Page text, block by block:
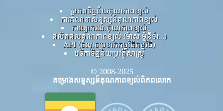
ប្រភពទិន្នន័យគុណភាពខ្យល់
ការគណនាសន្ទស្សន៍គុណភាពខ្យល់
ការព្យាករណ៍គុណភាពខ្យល់
ផលិតផលគុណភាពខ្យល់ (ម៉ាស ម៉ូនីទ័រ...)
API (ចំណុចប្រទាក់កម្មវិធីកម្មវិធី)
វេទិកាទិន្នន័យប្រវត្តិសាស្ត្រ
© 2008-2025
គម្រោងសន្ទស្សន៍គុណភាពខ្យល់ពិភពលោក